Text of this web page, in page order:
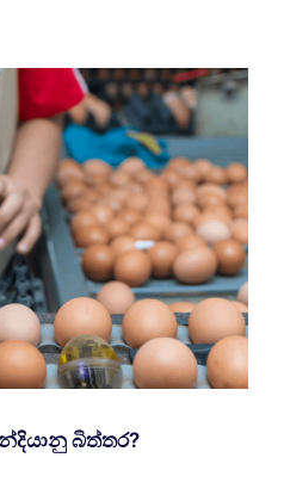
බිත්තර?